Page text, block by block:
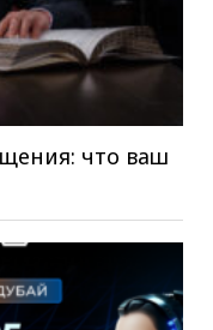
что ваш